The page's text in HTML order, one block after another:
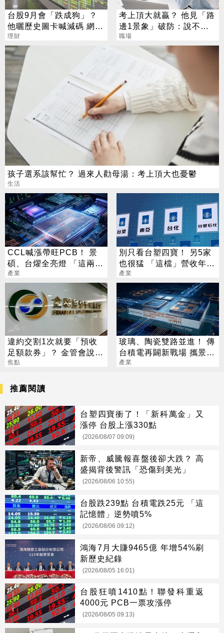
台股9月會「跌成狗」？
他曬歷史圖卡喊減碼 網看
法兩極
理財
考上頂大就贏？ 他見「路
邊1景象」破防：說不清
的挫敗感
職場
孩子選系該幫忙？ 過來人勸母湯：考上頂大也憂鬱
生活
CCL喊漲帶旺PCB！ 景
碩、台燿全亮燈 「這兩
檔」還創新高
產業
別只看台塑四寶！ 另5家
也很猛 「這檔」營收年增
衝7倍
產業
違約交割1次就要「預收
足額款券」？ 金管會說話
了
焦點
玻璃、陶瓷雙路並進！ 傳
台積電再闢新戰場 攜景碩
布局類EMIB
產業
推薦閱讀
台塑四寶衝了！「新科萬金」又
漲停 台股上漲330點
(2026/08/07 09:09)
新帝、威騰報喜盤後卻大跌？ 高
盛揭背後警訊「恐傷到美光」
(2026/08/06 10:55)
台股跌239點 台積電跌25元 「這
記憶體」逆勢噴5%
(2026/08/06 09:12)
鴻海7月大賺9465億 年增54%刷
新歷史紀錄
(2026/08/05 16:01)
台股狂噴1410點！聯發科重返
4000元 PCB一票攻漲停
(2026/08/05 09:13)